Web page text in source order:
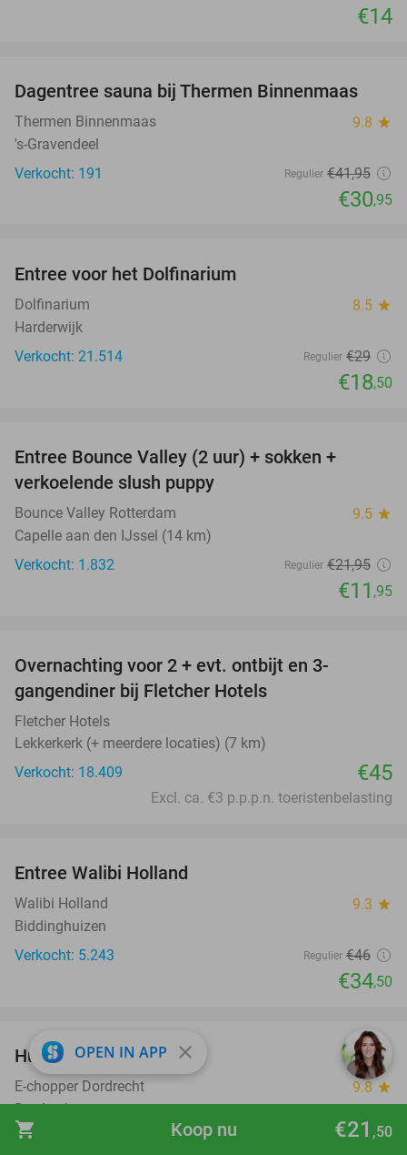
shopping_cart €21 ,50
Koop nu
€14
26%
Dagentree sauna bij Thermen Binnenmaas
Thermen Binnenmaas 9.8 star
's-Gravendeel
Verkocht: 191
Regulier €41,95
€30,95
Entree voor het Dolfinarium
Dolfinarium 8.5 star
Harderwijk
Verkocht: 21.514
Regulier €29
€18,50
Entree Bounce Valley (2 uur) + sokken +
verkoelende slush puppy
Bounce Valley Rotterdam 9.5 star
Capelle aan den IJssel (14 km)
Verkocht: 1.832
Regulier €21,95
€11 ,95
Overnachting voor 2 + evt. ontbijt en 3-
gangendiner bij Fletcher Hotels
Fletcher Hotels
Lekkerkerk (+ meerdere locaties) (7 km)
Verkocht: 18.409
€45
Excl. ca. €3 p.p.p.n. toeristenbelasting
Entree Walibi Holland
Walibi Holland 9.3 star
Biddinghuizen
Verkocht: 5.243
Regulier €46
€34,50
29%
Huur e-chopper (3 uur)
E-chopper Dordrecht 9.8 star
Dordrecht
Verkocht: 83
Regulier €35
OPEN IN APP close